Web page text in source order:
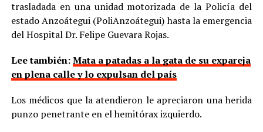
trasladada en una unidad motorizada de la Policía del
estado Anzoátegui (PoliAnzoátegui) hasta la emergencia
del Hospital Dr. Felipe Guevara Rojas.
Lee también:Mata a patadas a la gata de su expareja
en plena calle y lo expulsan del país
Los médicos que la atendieron le apreciaron una herida
punzo penetrante en el hemitórax izquierdo.